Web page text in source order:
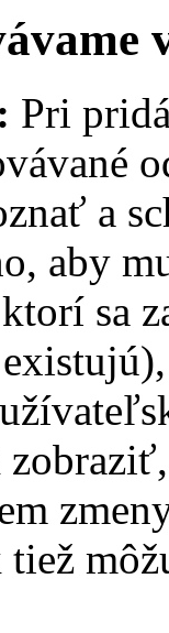
Pri
a
aby
sa
tiež